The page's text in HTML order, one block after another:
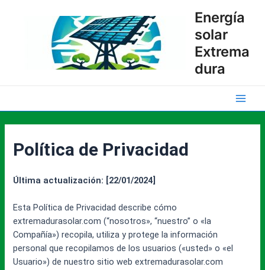
Energía
solar
Extrema
dura
Main
Política de Privacidad
Última actualización: [22/01/2024]
Esta Política de Privacidad describe cómo
extremadurasolar.com (“nosotros», “nuestro” o «la
Compañía») recopila, utiliza y protege la información
personal que recopilamos de los usuarios («usted» o «el
Usuario») de nuestro sitio web extremadurasolar.com